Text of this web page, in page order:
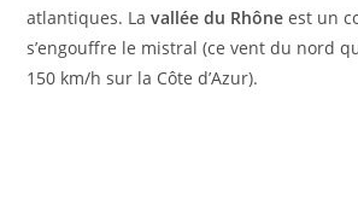
atlantiques. Lavallée du Rhône est un
s’engouffre le mistral (ce vent du nord
150 km/h sur la Côte d’Azur).